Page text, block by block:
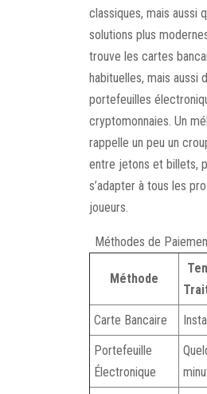
classiques, mais aussi
solutions plus
trouve les cartes
habituelles, mais aussi
portefeuilles
cryptomonnaies. Un
rappelle un peu un
entre jetons et billets,
s’adapter à tous les
joueurs.
Méthodes de
Méthode
Carte Bancaire
Portefeuille
Électronique